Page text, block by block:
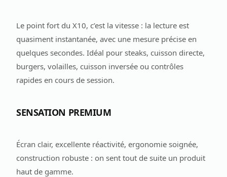
Le point fort du X10, c’est la vitesse : la lecture est
quasiment instantanée, avec une mesure précise en
quelques secondes. Idéal pour steaks, cuisson directe,
burgers, volailles, cuisson inversée ou contrôles
rapides en cours de session.
SENSATION PREMIUM
Écran clair, excellente réactivité, ergonomie soignée,
construction robuste : on sent tout de suite un produit
haut de gamme.